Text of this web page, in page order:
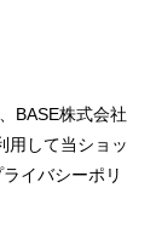
BASE株式会社
用して当ショッ
イバシーポリ